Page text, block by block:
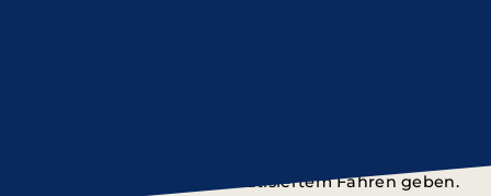
Themen Robotik und automatisiertem Fahren geben.